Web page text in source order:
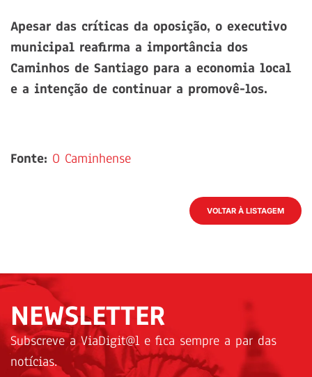
Apesar das críticas da oposição, o executivo
municipal reafirma a importância dos
Caminhos de Santiago para a economia local
e a intenção de continuar a promovê-los.
Fonte: O Caminhense
VOLTAR À LISTAGEM
NEWSLETTER
Subscreve a ViaDigit@l e fica sempre a par das
notícias.